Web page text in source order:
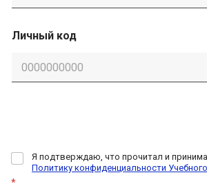
Личный код
Я подтверждаю, что прочитал и
Политику конфиденциальности
*